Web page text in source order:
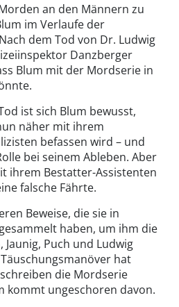
an den Männern zu
im Verlaufe der
dem Tod von Dr. Ludwig
Danzberger
Blum mit der Mordserie in
ist sich Blum bewusst,
näher mit ihrem
befassen wird – und
bei seinem Ableben. Aber
ihrem Bestatter-Assistenten
falsche Fährte.
Beweise, die sie in
haben, um ihm die
Puch und Ludwig
hat
die Mordserie
kommt ungeschoren davon.